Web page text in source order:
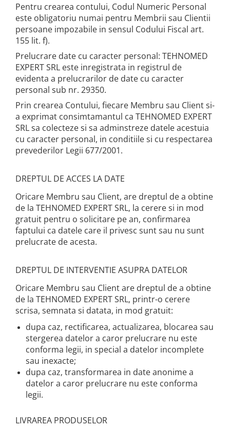
Pentru crearea contului, Codul Numeric Personal
este obligatoriu numai pentru Membrii sau Clientii
persoane impozabile in sensul Codului Fiscal art.
155 lit. f).
Prelucrare date cu caracter personal: TEHNOMED
EXPERT SRL este inregistrata in registrul de
evidenta a prelucrarilor de date cu caracter
personal sub nr. 29350.
Prin crearea Contului, fiecare Membru sau Client si-
a exprimat consimtamantul ca TEHNOMED EXPERT
SRL sa colecteze si sa adminstreze datele acestuia
cu caracter personal, in conditiile si cu respectarea
prevederilor Legii 677/2001.
DREPTUL DE ACCES LA DATE
Oricare Membru sau Client, are dreptul de a obtine
de la TEHNOMED EXPERT SRL, la cerere si in mod
gratuit pentru o solicitare pe an, confirmarea
faptului ca datele care il privesc sunt sau nu sunt
prelucrate de acesta.
DREPTUL DE INTERVENTIE ASUPRA DATELOR
Oricare Membru sau Client are dreptul de a obtine
de la TEHNOMED EXPERT SRL, printr-o cerere
scrisa, semnata si datata, in mod gratuit:
dupa caz, rectificarea, actualizarea, blocarea sau
stergerea datelor a caror prelucrare nu este
conforma legii, in special a datelor incomplete
sau inexacte;
dupa caz, transformarea in date anonime a
datelor a caror prelucrare nu este conforma
legii.
LIVRAREA PRODUSELOR